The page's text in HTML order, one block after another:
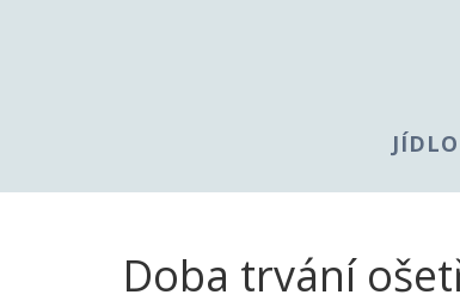
Doba trvání